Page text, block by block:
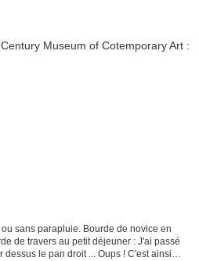
sans parapluie. Bourde de novice en
de travers au petit déjeuner : J'ai passé
dessus le pan droit ... Oups ! C'est ainsi